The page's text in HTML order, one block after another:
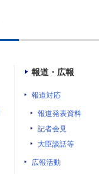
報道・広報
報道対応
報道発表資料
記者会見
大臣談話等
広報活動